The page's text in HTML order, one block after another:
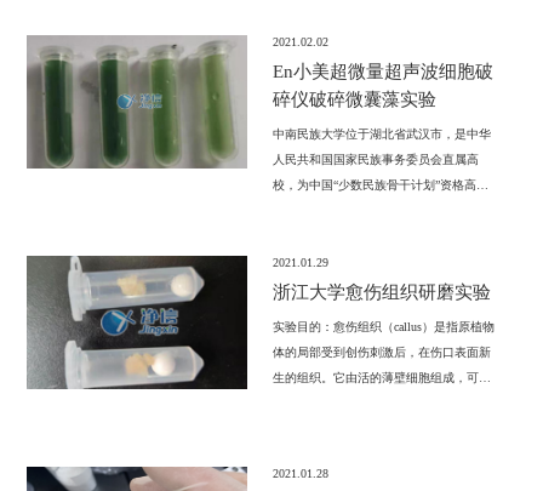
2021.02.02
En小美超微量超声波细胞破
碎仪破碎微囊藻实验
中南民族大学位于湖北省武汉市，是中华
人民共和国国家民族事务委员会直属高
校，为中国“少数民族骨干计划”资格高
一流大学建设高校”。
2021.01.29
浙江大学愈伤组织研磨实验
实验目的：愈伤组织（callus）是指原植物
体的局部受到创伤刺激后，在伤口表面新
生的组织。它由活的薄壁细胞组成，可起
2021.01.28